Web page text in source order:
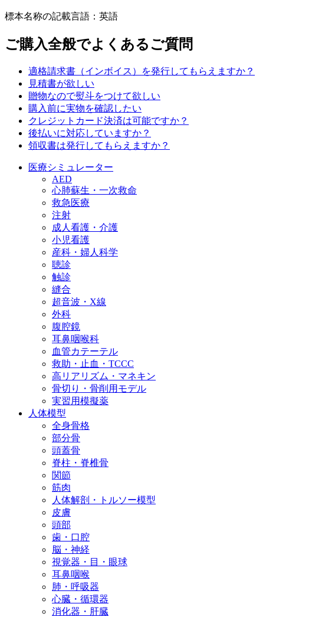
標本名称の記載言語：英語
ご購入全般でよくあるご質問
適格請求書（インボイス）を発行してもらえますか？
見積書が欲しい
贈物なので熨斗をつけて欲しい
購入前に実物を確認したい
クレジットカード決済は可能ですか？
後払いに対応していますか？
領収書は発行してもらえますか？
医療シミュレーター
AED
心肺蘇生・一次救命
救急医療
注射
成人看護・介護
小児看護
産科・婦人科学
聴診
触診
縫合
超音波・X線
外科
腹腔鏡
耳鼻咽喉科
血管カテーテル
救助・止血・TCCC
高リアリズム・マネキン
骨切り・骨削用モデル
実習用模擬薬
人体模型
全身骨格
部分骨
頭蓋骨
脊柱・脊椎骨
関節
筋肉
人体解剖・トルソー模型
皮膚
頭部
歯・口腔
脳・神経
視覚器・目・眼球
耳鼻咽喉
肺・呼吸器
心臓・循環器
消化器・肝臓